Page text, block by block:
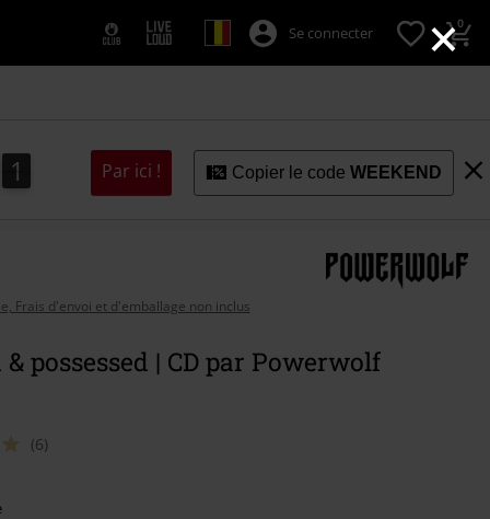
×
Se connecter 0
9
0
9
1
0 Par ici ! Copier le codeWEEKEND
Frais d'envoi et d'emballage non inclus
& possessed | CD par Powerwolf
(6)